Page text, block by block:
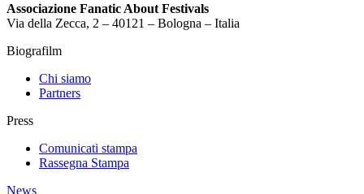
Associazione Fanatic About Festivals
Via della Zecca, 2 – 40121 – Bologna – Italia
Biografilm
Chi siamo
Partners
Press
Comunicati stampa
Rassegna Stampa
News